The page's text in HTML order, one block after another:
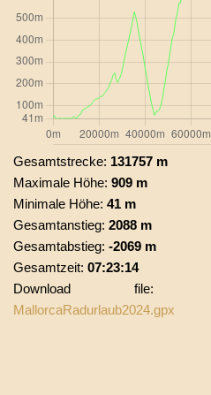
Gesamtstrecke: 131757 m
Maximale Höhe: 909 m
Minimale Höhe: 41 m
Gesamtanstieg: 2088 m
Gesamtabstieg: -2069 m
Gesamtzeit: 07:23:14
Download file:
MallorcaRadurlaub2024.gpx